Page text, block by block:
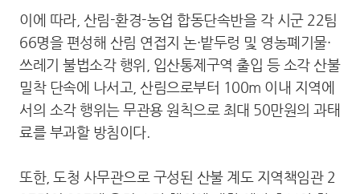
이에 따라, 산림-환경-농업 합동단속반을 각 시군 22팀
66명을 편성해 산림 연접지 논·밭두렁 및 영농폐기물·
쓰레기 불법소각 행위, 입산통제구역 출입 등 소각 산불
밀착 단속에 나서고, 산림으로부터 100m 이내 지역에
서의 소각 행위는 무관용 원칙으로 최대 50만원의 과태
료를 부과할 방침이다.
또한, 도청 사무관으로 구성된 산불 계도 지역책임관 2